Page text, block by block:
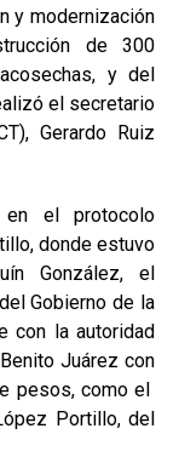
y modernización
de 300
y del
el secretario
Gerardo Ruiz
en el protocolo
donde estuvo
González, el
Gobierno de la
con la autoridad
Juárez con
pesos, como el
Portillo, del